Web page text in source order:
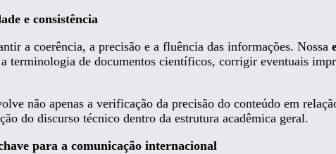
e consistência
a coerência, a precisão e a fluência das informações. Nossa
terminologia de documentos científicos, corrigir eventuais
não apenas a verificação da precisão do conteúdo em
do discurso técnico dentro da estrutura acadêmica geral.
para a comunicação internacional